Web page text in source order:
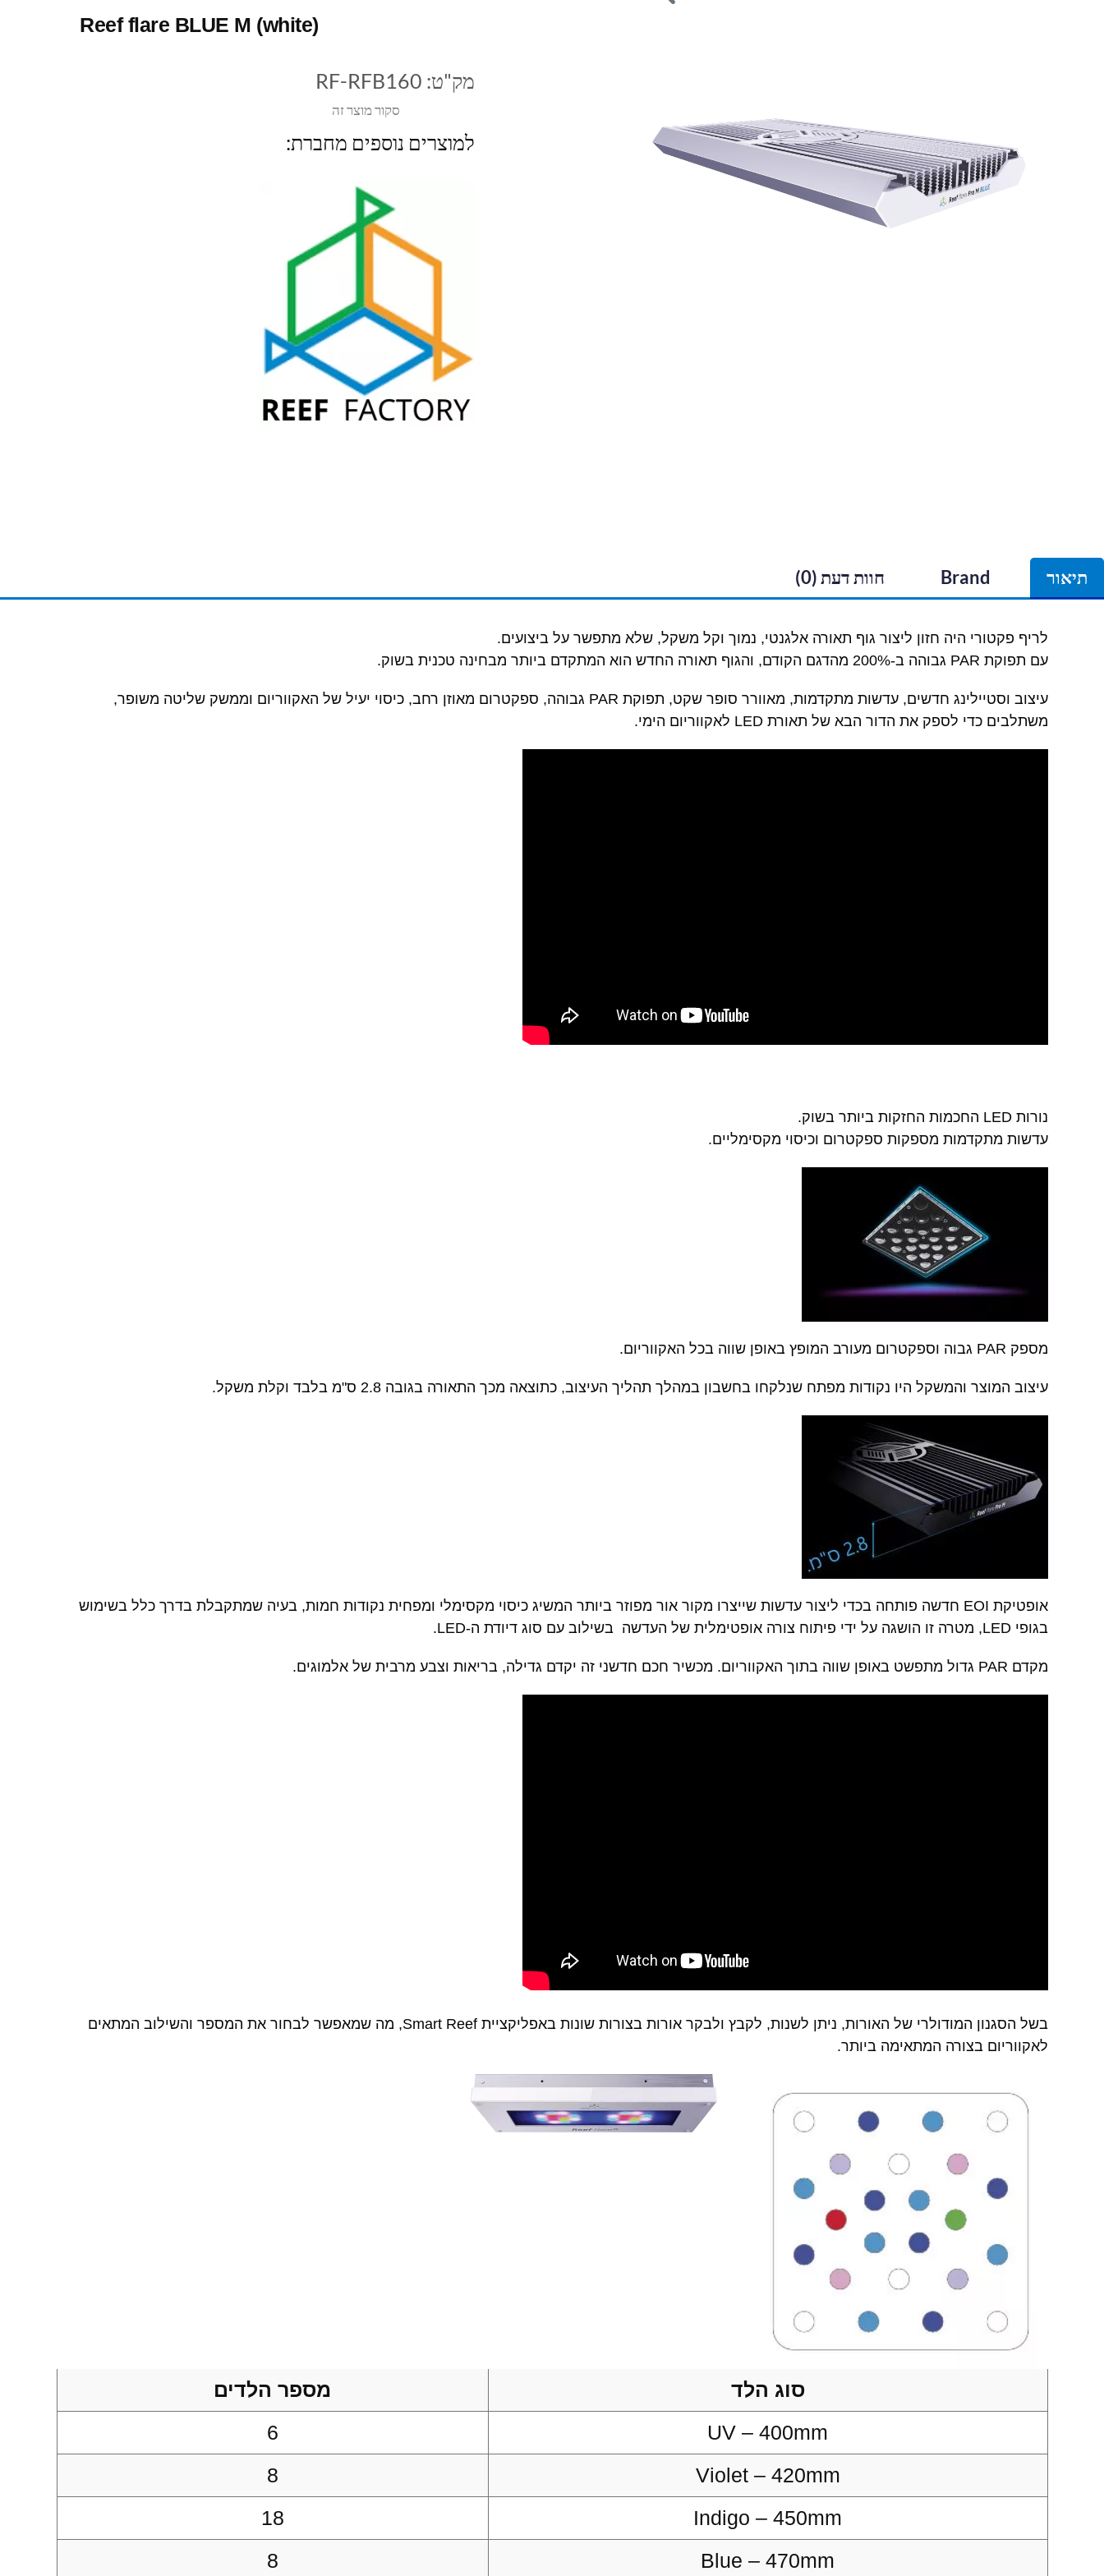
Reef flare BLUE M (white)
סקור מוצר זה
מק"ט: RF-RFB160
למוצרים נוספים מחברת:
תיאור Brand חוות דעת (0)
לריף פקטורי היה חזון ליצור גוף תאורה אלגנטי, נמוך וקל משקל, שלא מתפשר על ביצועים.
עם תפוקת PAR גבוהה ב-200% מהדגם הקודם, והגוף תאורה החדש הוא המתקדם ביותר מבחינה טכנית בשוק.
עיצוב וסטיילינג חדשים, עדשות מתקדמות, מאוורר סופר שקט, תפוקת PAR גבוהה, ספקטרום מאוזן רחב, כיסוי יעיל של האקווריום וממשק שליטה משופר,
משתלבים כדי לספק את הדור הבא של תאורת LED לאקווריום הימי.
נורות LED החכמות החזקות ביותר בשוק.
עדשות מתקדמות מספקות ספקטרום וכיסוי מקסימליים.
מספק PAR גבוה וספקטרום מעורב המופץ באופן שווה בכל האקווריום.
עיצוב המוצר והמשקל היו נקודות מפתח שנלקחו בחשבון במהלך תהליך העיצוב, כתוצאה מכך התאורה בגובה 2.8 ס"מ בלבד וקלת משקל.
אופטיקת EOI חדשה פותחה בכדי ליצור עדשות שייצרו מקור אור מפוזר ביותר המשיג כיסוי מקסימלי ומפחית נקודות חמות, בעיה שמתקבלת בדרך כלל בשימוש
בגופי LED, מטרה זו הושגה על ידי פיתוח צורה אופטימלית של העדשה בשילוב עם סוג דיודת ה-LED.
מקדם PAR גדול מתפשט באופן שווה בתוך האקווריום. מכשיר חכם חדשני זה יקדם גדילה, בריאות וצבע מרבית של אלמוגים.
בשל הסגנון המודולרי של האורות, ניתן לשנות, לקבץ ולבקר אורות בצורות שונות באפליקציית Smart Reef, מה שמאפשר לבחור את המספר והשילוב המתאים
לאקווריום בצורה המתאימה ביותר.
סוג הלד
מספר הלדים
UV – 400mm
6
Violet – 420mm
8
Indigo – 450mm
18
Blue – 470mm
8